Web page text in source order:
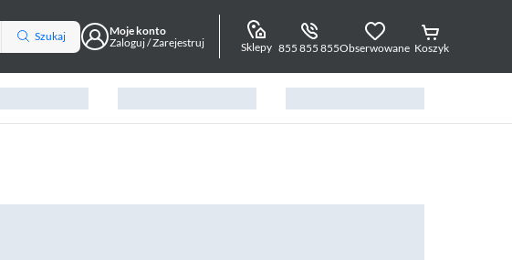
Szukaj
Moje konto
Zaloguj / Zarejestruj
Sklepy 855 855 855Obserwowane Koszyk